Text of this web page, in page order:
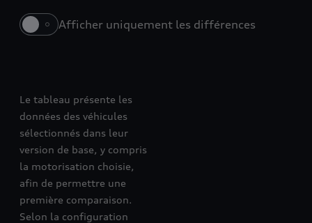
Afficher uniquement les différences
A5
Le tableau présente les
données des véhicules
sélectionnés dans leur
version de base, y compris
la motorisation choisie,
afin de permettre une
première comparaison.
Selon la configuration